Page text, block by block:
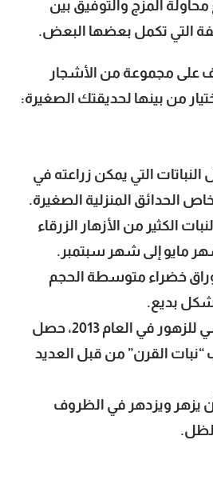
محاولة المزج والتوفيق بين
التي تكمل بعضها البعض.
على مجموعة من الأشجار
من بينها لحديقتك الصغيرة:
التي يمكن زراعته في
الحدائق المنزلية الصغيرة.
الكثير من الأزهار الزرقاء
مايو إلى شهر سبتمبر.
خضراء متوسطة الحجم
بديع.
في معرض تشيلسي للزهور في العام 2013، حصل
“نبات القرن” من قبل العديد
يزهر ويزدهر في الظروف